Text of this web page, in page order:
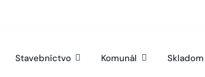
Stavebníctvo Komunál Skladom